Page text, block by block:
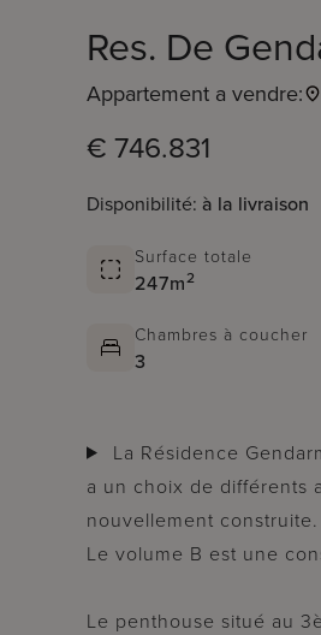
Res. De
Appartement a vendre:
€ 746.831
Disponibilité: à la livraison
Surface totale
247m2
Chambres à coucher
3
a un choix de différents
nouvellement construite.
Le volume B est une
Le penthouse situé au